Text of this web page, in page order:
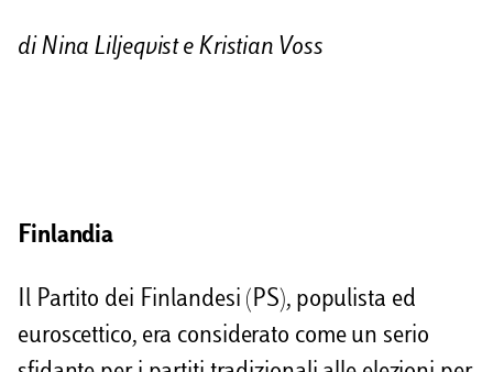
di Nina Liljeqvist e Kristian Voss
Finlandia
Il Partito dei Finlandesi (PS), populista ed
euroscettico, era considerato come un serio